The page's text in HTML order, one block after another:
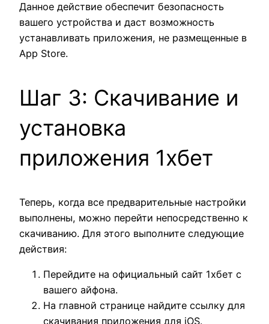
Данное действие обеспечит безопасность
вашего устройства и даст возможность
устанавливать приложения, не размещенные в
App Store.
Шаг 3: Скачивание и
установка
приложения 1хбет
Теперь, когда все предварительные настройки
выполнены, можно перейти непосредственно к
скачиванию. Для этого выполните следующие
действия:
Перейдите на официальный сайт 1хбет с
вашего айфона.
На главной странице найдите ссылку для
скачивания приложения для iOS.